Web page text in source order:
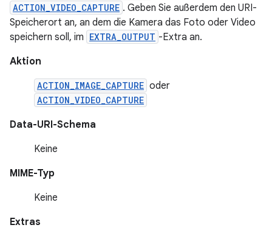
ACTION_VIDEO_CAPTURE . Geben Sie außerdem den URI-
Speicherort an, an dem die Kamera das Foto oder Video
speichern soll, im EXTRA_OUTPUT -Extra an.
Aktion
ACTION_IMAGE_CAPTURE oder
ACTION_VIDEO_CAPTURE
Data-URI-Schema
Keine
MIME-Typ
Keine
Extras